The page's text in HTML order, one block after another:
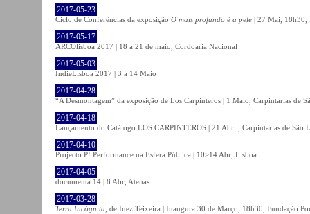
2017-05-23
Ciclo de Conferências da exposição O mais profundo é a pele | 27 Mai, 18h30,
2017-05-17
ARCOlisboa 2017 | 18 a 21 de maio, Cordoaria Nacional
2017-05-03
IndieLisboa 2017 | 3 a 14 Maio
2017-04-28
“A Desmontagem” da exposição de Los Carpinteros | 1 Maio, Carpintarias de
2017-04-18
Lançamento do Catálogo LOS CARPINTEROS | 21 Abril, Carpintarias de São
2017-04-10
Projecto P! Performance na Esfera Pública | 10>14 Abr, Lisboa
2017-04-05
documenta 14 | 8 Abr, Atenas
2017-03-28
Terra Incógnita , de Inez Teixeira | Inaugura 30 de Março, 18h30, Fundação